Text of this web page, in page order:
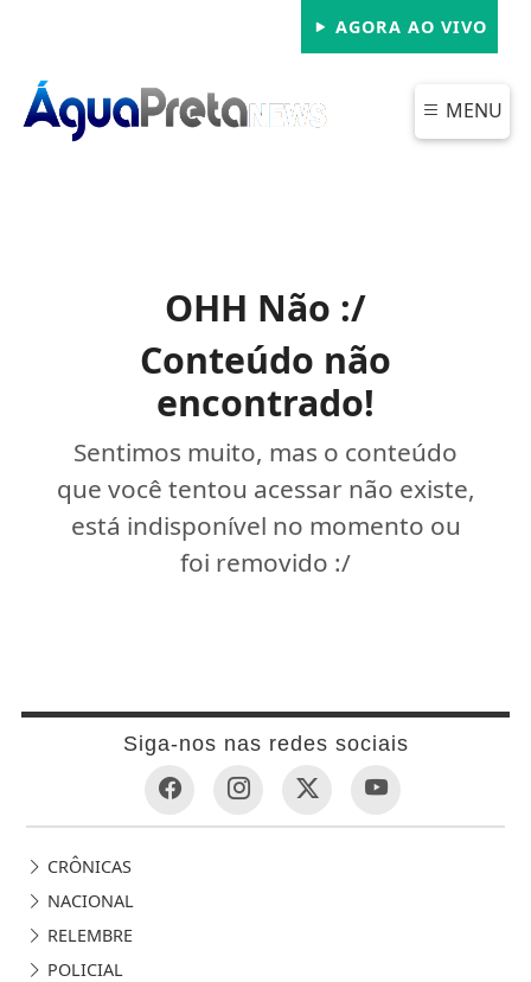
AGORA AO VIVO
MENU
OHH Não :/
Conteúdo não
encontrado!
Sentimos muito, mas o conteúdo
que você tentou acessar não existe,
está indisponível no momento ou
foi removido :/
Siga-nos nas redes sociais
CRÔNICAS
NACIONAL
RELEMBRE
POLICIAL